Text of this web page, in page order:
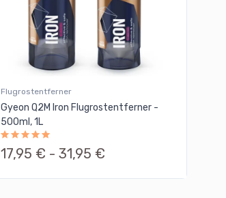
Flugrostentferner
Gyeon Q2M Iron Flugrostentferner -
500ml, 1L
17,95 € - 31,95 €